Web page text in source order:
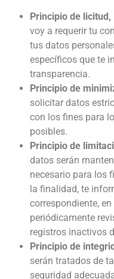
Principio de
voy a requerir tu
tus datos
específicos que te
transparencia.
Principio de
solicitar datos
con los fines para
posibles.
Principio de
datos serán
necesario para los
la finalidad, te
correspondiente,
periódicamente
registros inactivos
Principio de
serán tratados de
seguridad